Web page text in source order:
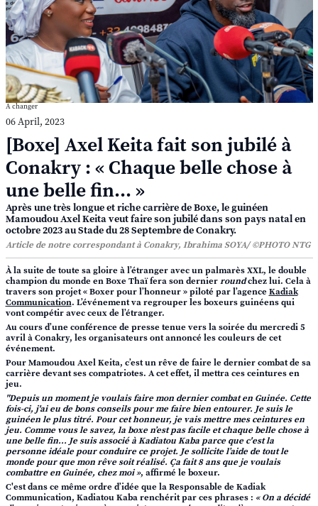
A changer
06 April, 2023
[Boxe] Axel Keita fait son jubilé à
Conakry : « Chaque belle chose à
une belle fin... »
Après une très longue et riche carrière de Boxe, le guinéen
Mamoudou Axel Keita veut faire son jubilé dans son pays natal en
octobre 2023 au Stade du 28 Septembre de Conakry.
Article de notre correspondant à Conakry, Ibrahima SOYA/ ©PHOTO NTG
À la suite de toute sa gloire à l’étranger avec un palmarès XXL, le double
champion du monde en Boxe Thaï fera son dernier roundchez lui. Cela à
travers son projet« Boxer pour l’honneur »piloté par l’agence Kadiak
Communication. L’événement va regrouper les boxeurs guinéens qui
vont compétir avec ceux de l’étranger.
Au cours d’une conférence de presse tenue vers la soirée du mercredi 5
avril à Conakry, les organisateurs ont annoncé les couleurs de cet
événement.
Pour Mamoudou Axel Keita, c’est un rêve de faire le dernier combat de sa
carrière devant ses compatriotes. A cet effet, il mettra ces ceintures en
jeu.
"Depuis un moment je voulais faire mon dernier combat en Guinée. Cette
fois-ci, j'ai eu de bons conseils pour me faire bien entourer. Je suis le
guinéen le plus titré. Pour cet honneur, je vais mettre mes ceintures en
jeu. Comme vous le savez, la boxe n’est pas facile et chaque belle chose à
une belle fin... Je suis associé à Kadiatou Kaba parce que c'est la
personne idéale pour conduire ce projet. Je sollicite l’aide de tout le
monde pour que mon rêve soit réalisé. Ça fait 8 ans que je voulais
combattre en Guinée, chez moi », affirmé le boxeur.
C'est dans ce même ordre d’idée que la Responsable de Kadiak
Communication, Kadiatou Kaba renchérit par ces phrases : « On a décidé